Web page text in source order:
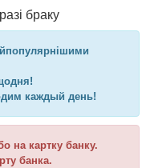
браку
каждый день!
на картку банку.
банка.